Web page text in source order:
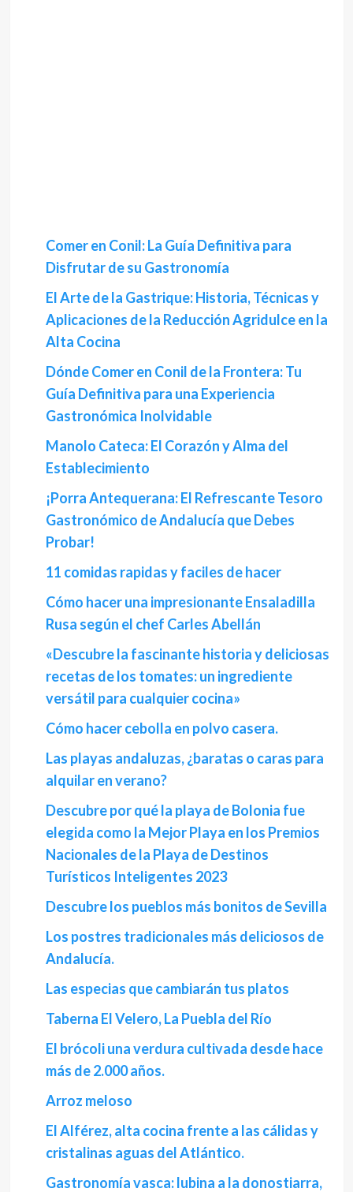
Comer en Conil: La Guía Definitiva para
Disfrutar de su Gastronomía
El Arte de la Gastrique: Historia, Técnicas y
Aplicaciones de la Reducción Agridulce en la
Alta Cocina
Dónde Comer en Conil de la Frontera: Tu
Guía Definitiva para una Experiencia
Gastronómica Inolvidable
Manolo Cateca: El Corazón y Alma del
Establecimiento
¡Porra Antequerana: El Refrescante Tesoro
Gastronómico de Andalucía que Debes
Probar!
11 comidas rapidas y faciles de hacer
Cómo hacer una impresionante Ensaladilla
Rusa según el chef Carles Abellán
«Descubre la fascinante historia y deliciosas
recetas de los tomates: un ingrediente
versátil para cualquier cocina»
Cómo hacer cebolla en polvo casera.
Las playas andaluzas, ¿baratas o caras para
alquilar en verano?
Descubre por qué la playa de Bolonia fue
elegida como la Mejor Playa en los Premios
Nacionales de la Playa de Destinos
Turísticos Inteligentes 2023
Descubre los pueblos más bonitos de Sevilla
Los postres tradicionales más deliciosos de
Andalucía.
Las especias que cambiarán tus platos
Taberna El Velero, La Puebla del Río
El brócoli una verdura cultivada desde hace
más de 2.000 años.
Arroz meloso
El Alférez, alta cocina frente a las cálidas y
cristalinas aguas del Atlántico.
Gastronomía vasca: lubina a la donostiarra,